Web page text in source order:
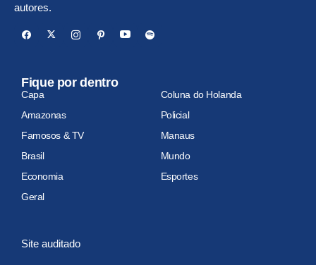
autores.
Fique por dentro
Capa
Coluna do Holanda
Amazonas
Policial
Famosos & TV
Manaus
Brasil
Mundo
Economia
Esportes
Geral
Site auditado